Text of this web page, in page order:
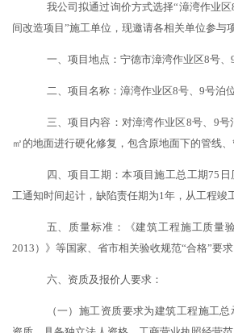
我公司拟通过询价方式选择“漳湾作业
间改造项目”施工单位，现邀请各相关单位参与
一、项目地点：宁德市漳湾作业区8号、
二、项目名称：漳湾作业区8号、9号泊
三、项目内容：对漳湾作业区8号、9号
㎡的地面进行硬化修复，包含原地面下的管线、
四、项目工期：本项目施工总工期75日
工通知时间起计，缺陷责任期为1年，从工程竣
五、质量标准：《建筑工程施工质量
2013）》等国家、省市相关验收规范“合格”要
六、资质及报价人要求：
（一）施工资质要求为建筑工程施工总